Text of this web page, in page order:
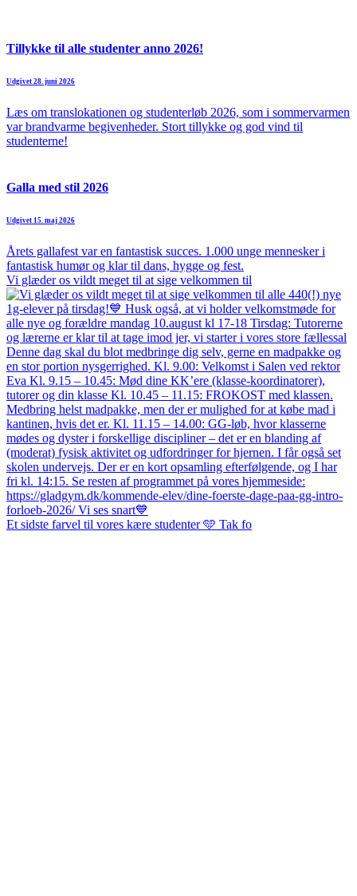
Tillykke til alle studenter anno 2026!
Udgivet 28. juni 2026
Læs om translokationen og studenterløb 2026, som i sommervarmen
var brandvarme begivenheder. Stort tillykke og god vind til
studenterne!
Galla med stil 2026
Udgivet 15. maj 2026
Årets gallafest var en fantastisk succes. 1.000 unge mennesker i
fantastisk humør og klar til dans, hygge og fest.
Vi glæder os vildt meget til at sige velkommen til
Et sidste farvel til vores kære studenter 🩵 Tak fo